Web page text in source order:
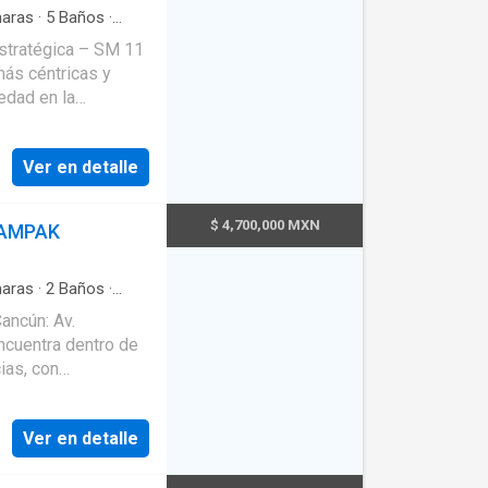
· 5 Baños ·
– SM 11
en la
tanto para
comercial o
y
y amplitud al
o
Ver en detalle
· 2 Baños ·
·
Recámara con
Av.
con
• En el tercer
Ver en detalle
$ 4,700,000 MXN